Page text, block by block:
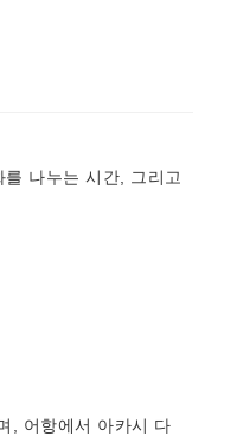
나누는 시간, 그리고
, 어항에서 아카시 다